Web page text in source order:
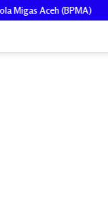
Polres Aceh Timur